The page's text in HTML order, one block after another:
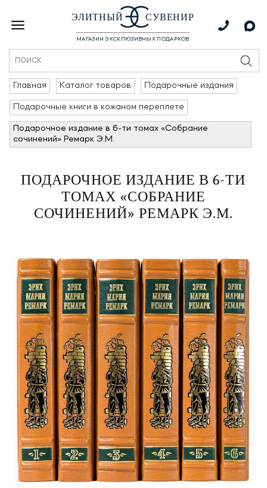
ЭЛИТНЫЙ СУВЕНИР
МАГАЗИН ЭКСКЛЮЗИВНЫХ ПОДАРКОВ
Главная Каталог товаров Подарочные издания
Подарочные книги в кожаном переплете
Подарочное издание в 6-ти томах «Собрание
сочинений» Ремарк Э.М.
ПОДАРОЧНОЕ ИЗДАНИЕ В 6-ТИ
ТОМАХ «СОБРАНИЕ
СОЧИНЕНИЙ» РЕМАРК Э.М.